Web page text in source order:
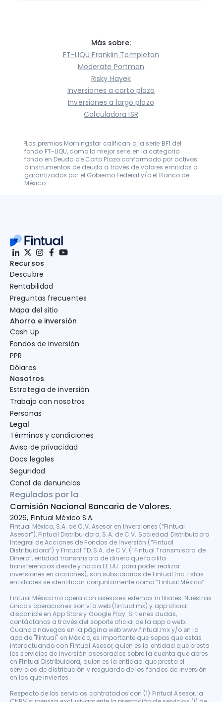
Más sobre:
FT-LIQU Franklin Templeton
Moderate Portman
Risky Hayek
Inversiones a corto plazo
Inversiones a largo plazo
Calculadora ISR
²Los premios Morningstar califican a la serie BF1 del
fondo FT-LIQU, como la mejor serie en la categoría
fondo en Deuda de Corto Plazo conformado por activos
o instrumentos de deuda a través de valores emitidos o
garantizados por el Gobierno Federal y/o el Banco de
México.
Recursos
Descubre
Rentabilidad
Preguntas frecuentes
Mapa del sitio
Ahorro e inversión
Cash Up
Fondos de inversión
PPR
Dólares
Nosotros
Estrategia de inversión
Trabaja con nosotros
Personas
Legal
Términos y condiciones
Aviso de privacidad
Docs legales
Seguridad
Canal de denuncias
Regulados por la
Comisión Nacional Bancaria de Valores.
2026, Fintual México S.A.
Fintual México, S.A. de C.V. Asesor en Inversiones (“Fintual
Asesor”), Fintual Distribuidora, S.A. de C.V. Sociedad Distribuidora
Integral de Acciones de Fondos de Inversión (“Fintual
Distribuidora”) y Fintual TD, S.A. de C.V. (“Fintual Transmisora de
Dinero”, entidad transmisora de dinero que facilita
transferencias desde y hacia EE.UU. para poder realizar
inversiones en acciones), son subsidiarias de Fintual Inc. Estas
entidades se identifican conjuntamente como “Fintual México”.
Fintual México no opera con asesores externos ni filiales. Nuestras
únicas operaciones son vía web (fintual.mx) y app oficial
disponible en App Store y Google Play. Si tienes dudas,
contáctanos a través del soporte oficial de la app o web.
Cuando navegas en la página web www.fintual.mx y/o en la
app de "Fintual" en México, es importante que sepas que estas
interactuando con Fintual Asesor, quien es la entidad que presta
los servicios de inversión asesorados sobre la cuenta que abres
en Fintual Distribuidora, quien es la entidad que presta el
servicios de distribución y resguardo de los fondos de inversión
en los que inviertes.
Respecto de los servicios contratados con (1) Fintual Asesor, la